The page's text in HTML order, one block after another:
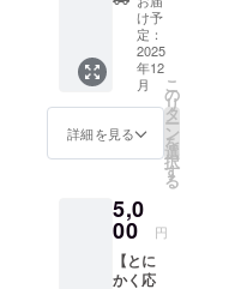
（ご紹
介の場
合はご
支援金
額は不
要なの
です
が、最
低500円
しなけ
ればい
けない
規約で
すので
け予
定：
2025
年12
月
詳細を見る
こ
の
リ
タ
ー
ン
を
選
択
す
る
5,0
00 円
【とに
かく応